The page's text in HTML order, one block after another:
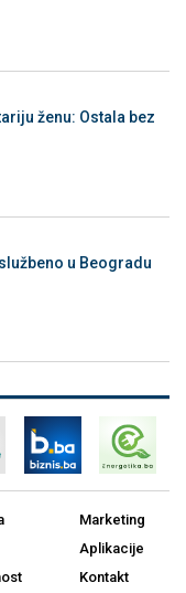
ženu: Ostala bez
u Beogradu
Marketing
Aplikacije
Kontakt